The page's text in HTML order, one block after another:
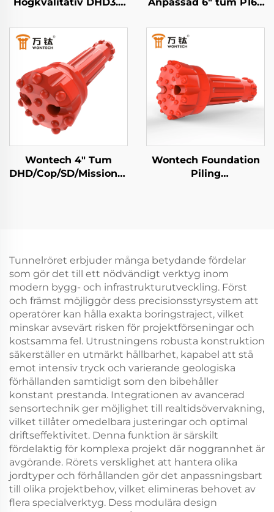
Hammare Down The
Hole hammare för
borrhål borrning
gruvdrift
Koncentrisk
Överburden
Pilotborr med ringborr
Wontech 4" Tum
DHD/Cop/SD/Mission/WT
Wontech Foundation
Piling
Tunnelröret erbjuder många betydande fördelar
som gör det till ett nödvändigt verktyg inom
modern bygg- och infrastrukturutveckling. Först
och främst möjliggör dess precisionsstyrsystem att
operatörer kan hålla exakta boringstraject, vilket
minskar avsevärt risken för projektförseningar och
kostsamma fel. Utrustningens robusta konstruktion
säkerställer en utmärkt hållbarhet, kapabel att stå
emot intensiv tryck och varierande geologiska
förhållanden samtidigt som den bibehåller
konstant prestanda. Integrationen av avancerad
sensortechnik ger möjlighet till realtidsövervakning,
vilket tillåter omedelbara justeringar och optimal
driftseffektivitet. Denna funktion är särskilt
fördelaktig för komplexa projekt där noggrannhet är
avgörande. Rörets versklighet att hantera olika
jordtyper och förhållanden gör det anpassningsbart
till olika projektbehov, vilket elimineras behovet av
flera specialverktyg. Dess modulära design